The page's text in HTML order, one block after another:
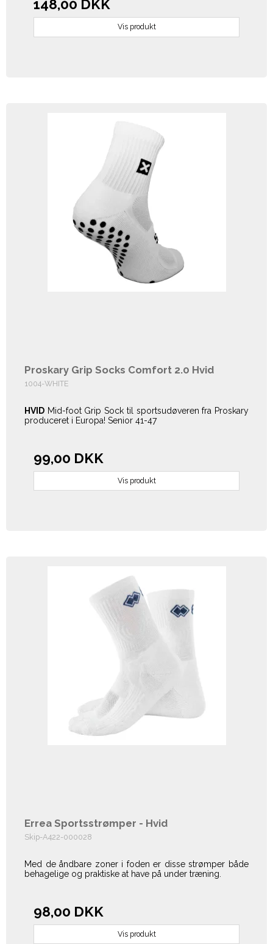
148,00 DKK
Vis produkt
Proskary Grip Socks Comfort 2.0 Hvid
1004-WHITE
HVID Mid-foot Grip Sock til sportsudøveren fra Proskary
produceret i Europa! Senior 41-47
99,00 DKK
Vis produkt
Errea Sportsstrømper - Hvid
Skip-A422-000028
Med de åndbare zoner i foden er disse strømper både
behagelige og praktiske at have på under træning.
98,00 DKK
Vis produkt